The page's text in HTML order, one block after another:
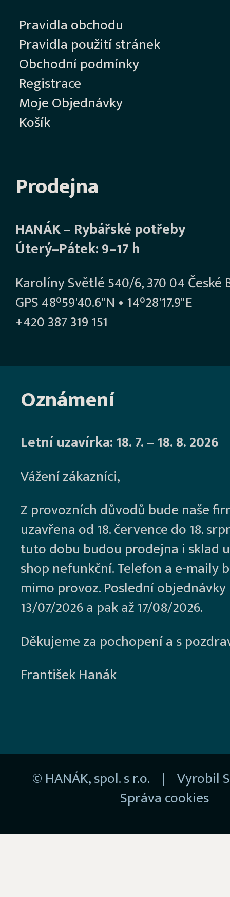
Pravidla obchodu
Pravidla použití stránek
Obchodní podmínky
Registrace
Moje Objednávky
Košík
Prodejna
HANÁK – Rybářské potřeby
Úterý–Pátek: 9–17 h
Karolíny Světlé 540/6, 370 04 České
GPS 48°59'40.6"N • 14°28'17.9"E
+420 387 319 151
Oznámení
Letní uzavírka: 18. 7. – 18. 8. 2026
Vážení zákazníci,
Z provozních důvodů bude naše
uzavřena od 18. července do 18.
tuto dobu budou prodejna i sklad
shop nefunkční. Telefon a e-maily
mimo provoz. Poslední
13/07/2026 a pak až 17/08/2026.
Děkujeme za pochopení a s
František Hanák
© HANÁK, spol. s r.o. | Vyrobil
Správa cookies